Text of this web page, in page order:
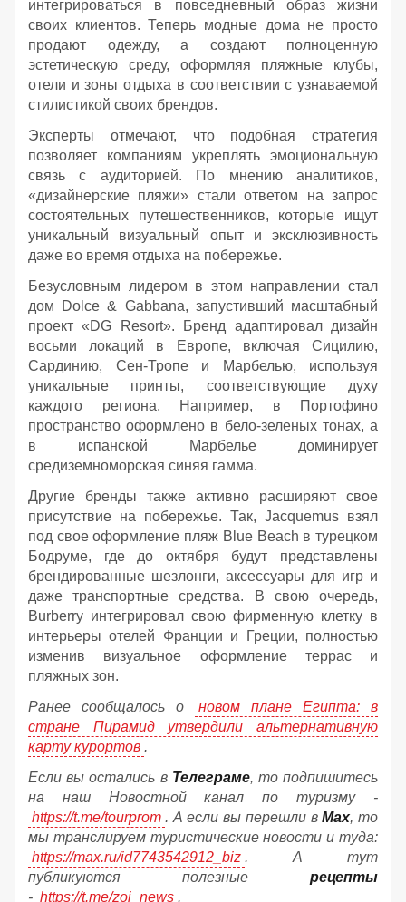
интегрироваться в повседневный образ жизни
своих клиентов. Теперь модные дома не просто
продают одежду, а создают полноценную
эстетическую среду, оформляя пляжные клубы,
отели и зоны отдыха в соответствии с узнаваемой
стилистикой своих брендов.
Эксперты отмечают, что подобная стратегия
позволяет компаниям укреплять эмоциональную
связь с аудиторией. По мнению аналитиков,
«дизайнерские пляжи» стали ответом на запрос
состоятельных путешественников, которые ищут
уникальный визуальный опыт и эксклюзивность
даже во время отдыха на побережье.
Безусловным лидером в этом направлении стал
дом Dolce & Gabbana, запустивший масштабный
проект «DG Resort». Бренд адаптировал дизайн
восьми локаций в Европе, включая Сицилию,
Сардинию, Сен-Тропе и Марбелью, используя
уникальные принты, соответствующие духу
каждого региона. Например, в Портофино
пространство оформлено в бело-зеленых тонах, а
в испанской Марбелье доминирует
средиземноморская синяя гамма.
Другие бренды также активно расширяют свое
присутствие на побережье. Так, Jacquemus взял
под свое оформление пляж Blue Beach в турецком
Бодруме, где до октября будут представлены
брендированные шезлонги, аксессуары для игр и
даже транспортные средства. В свою очередь,
Burberry интегрировал свою фирменную клетку в
интерьеры отелей Франции и Греции, полностью
изменив визуальное оформление террас и
пляжных зон.
Ранее сообщалось о
новом плане Египта: в
стране Пирамид утвердили альтернативную
карту курортов .
Если вы остались в Телеграме, то подпишитесь
на наш Новостной канал по туризму -
https://t.me/tourprom . А если вы перешли вМах, то
мы транслируем туристические новости и туда:
https://max.ru/id7743542912_biz . А тут
публикуются полезные рецепты
- https://t.me/zoj_news .